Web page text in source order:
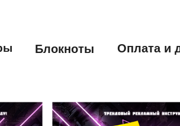
Оплата и
Блокноты